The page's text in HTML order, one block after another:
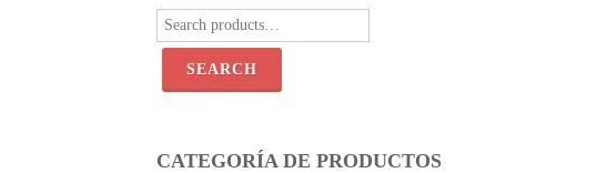
Search
for:
SEARCH
CATEGORÍA DE PRODUCTOS